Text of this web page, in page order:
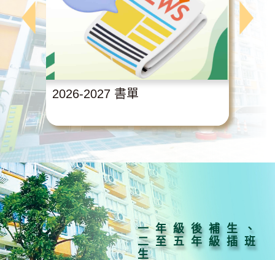
2026-2027 書單
一年級後補生、
二至五年級插班
生